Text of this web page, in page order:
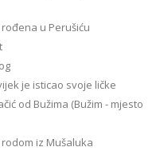
u Perušiću
je isticao svoje ličke
od Bužima (Bužim - mjesto
iz Mušaluka